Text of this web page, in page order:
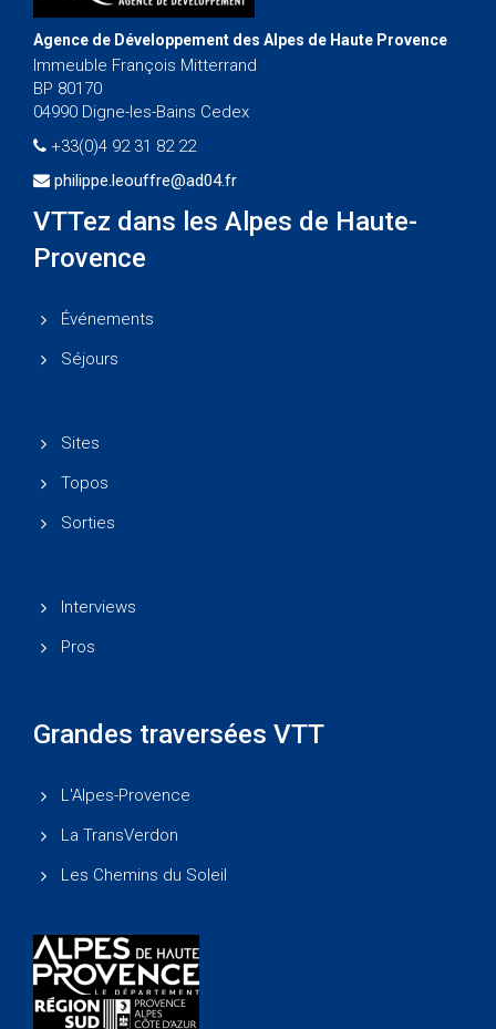
Agence de Développement des Alpes de Haute Provence
Immeuble François Mitterrand
BP 80170
04990 Digne-les-Bains Cedex
+33(0)4 92 31 82 22
philippe.leouffre@ad04.fr
VTTez dans les Alpes de Haute-
Provence
Événements
Séjours
Sites
Topos
Sorties
Interviews
Pros
Grandes traversées VTT
L'Alpes-Provence
La TransVerdon
Les Chemins du Soleil